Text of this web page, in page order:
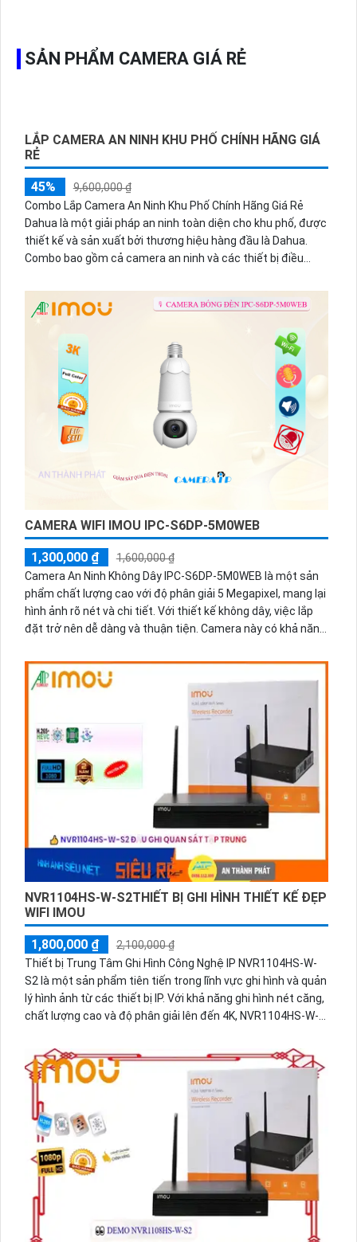
SẢN PHẨM CAMERA GIÁ RẺ
LẮP CAMERA AN NINH KHU PHỐ CHÍNH HÃNG GIÁ
RẺ
45%
9,600,000 ₫
Combo Lắp Camera An Ninh Khu Phố Chính Hãng Giá Rẻ
Dahua là một giải pháp an ninh toàn diện cho khu phố, được
thiết kế và sản xuất bởi thương hiệu hàng đầu là Dahua.
Combo bao gồm cả camera an ninh và các thiết bị điều
combo này có khả năng thu âm và phát lại âm thanh một
cách chất lượng
CAMERA WIFI IMOU IPC-S6DP-5M0WEB
1,300,000 ₫
1,600,000 ₫
Camera An Ninh Không Dây IPC-S6DP-5M0WEB là một sản
phẩm chất lượng cao với độ phân giải 5 Megapixel, mang lại
hình ảnh rõ nét và chi tiết. Với thiết kế không dây, việc lắp
đặt trở nên dễ dàng và thuận tiện. Camera này có khả năng
Hơn nữa, nó còn tích hợp công nghệ cảnh báo chuyển động,
giúp phát hiện các hoạt động đáng ngờ trong khu vực được
giám sát. Camera An Ninh Không Dây IPC-S6DP-5M0WEB là
sự lựa chọn hoàn hảo cho việc bảo vệ an ninh cho gia đình,
văn phòng và các khu vực công cộng.
NVR1104HS-W-S2THIẾT BỊ GHI HÌNH THIẾT KẾ ĐẸP
WIFI IMOU
1,800,000 ₫
2,100,000 ₫
Thiết bị Trung Tâm Ghi Hình Công Nghệ IP NVR1104HS-W-
S2 là một sản phẩm tiên tiến trong lĩnh vực ghi hình và quản
lý hình ảnh từ các thiết bị IP. Với khả năng ghi hình nét căng,
chất lượng cao và độ phân giải lên đến 4K, NVR1104HS-W-
như nhà ở, văn phòng, cửa hàng hay ngân hàng. Đặc biệt,
thiết bị này còn tích hợp công nghệ không dây Wifi, giúp dễ
dàng kết nối và điều khiển từ xa, tạo sự thuận tiện và linh
hoạt cho người sử dụng. Với hệ điều hành Linux đi kèm,
NVR1104HS-W-S2 cung cấp nhiều tính năng thông minh
như phát hiện chuyển động, ghi âm, gửi cảnh báo qua email,
hỗ trợ xem trên nhiều thiết bị di động và đa trình duyệt. Sản
phẩm này có thiết kế nhỏ gọn, trang nhã và dễ lắp đặt, giúp
tiết kiệm không gian và thời gian cài đặt. Tất cả những tính
năng tiên tiến và chất lượng vượt trội của NVR1104HS-W-
S2 giúp người dùng yên tâm và chuyên nghiệp trong việc